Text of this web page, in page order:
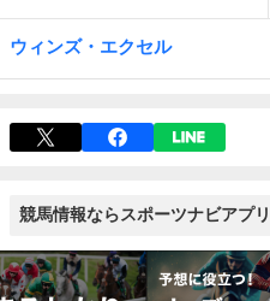
ウィンズ・エクセル
競馬情報ならスポーツナビアプリ